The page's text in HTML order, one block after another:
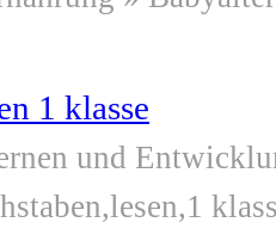
1 klasse
und